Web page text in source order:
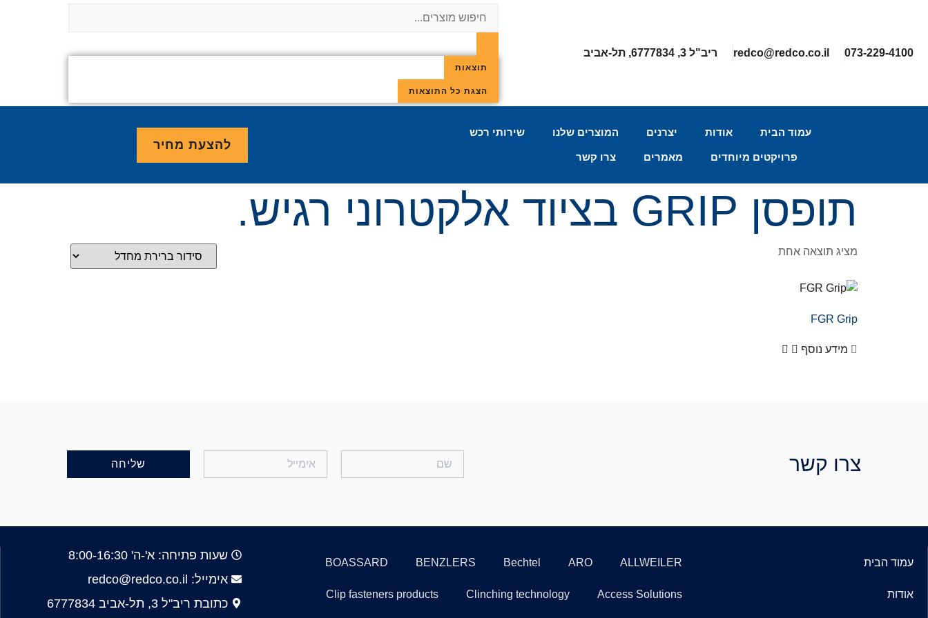
073-229-4100
redco@redco.co.il ריב"ל 3, 6777834, תל-אביב
תוצאות
הצגת כל התוצאות
עמוד הבית אודות יצרנים המוצרים שלנו שירותי רכש
פרויקטים מיוחדים מאמרים צרו קשר
להצעת מחיר
תופסן GRIP בציוד אלקטרוני רגיש.
מציג תוצאה אחת
FGR Grip
מידע נוסף
צרו קשר שליחה
עמוד הבית
אודות
ALLWEILER
ARO
Bechtel
BENZLERS
BOASSARD
Access Solutions
Clinching technology
Clip fasteners products
שעות פתיחה: א'-ה' 8:00-16:30
אימייל: redco@redco.co.il
כתובת ריב"ל 3, תל-אביב 6777834